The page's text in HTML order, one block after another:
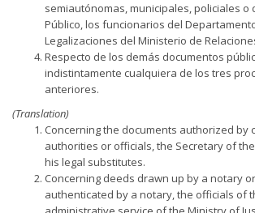
semiautónomas, municipales, policiales o
Público, los funcionarios del
Legalizaciones del Ministerio de
Respecto de los demás documentos
indistintamente cualquiera de los tres
anteriores.
(Translation)
Concerning the documents authorized by
authorities or officials, the Secretary of
his legal substitutes.
Concerning deeds drawn up by a notary
authenticated by a notary, the officials of